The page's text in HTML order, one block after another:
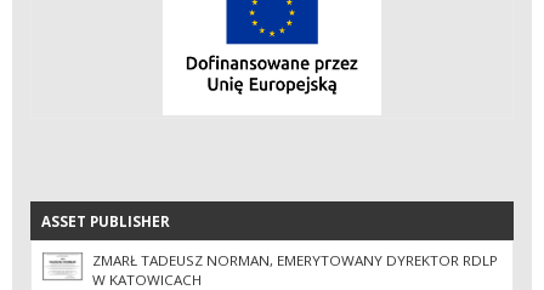
ASSET PUBLISHER
ASSET PUBLISHER
ZMARŁ TADEUSZ NORMAN, EMERYTOWANY DYREKTOR RDLP
W KATOWICACH